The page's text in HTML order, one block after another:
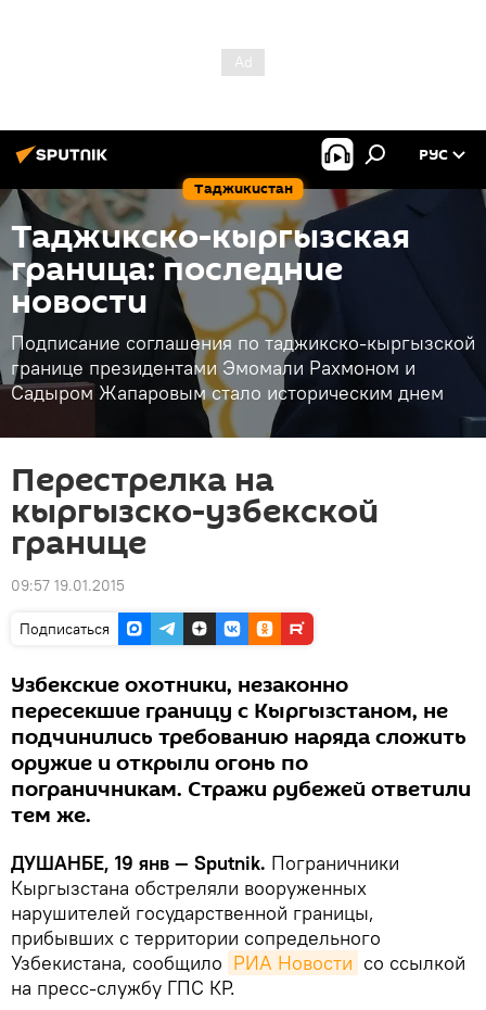
Таджикистан
РУС
Таджикско-кыргызская
граница: последние
новости
Подписание соглашения по таджикско-кыргызской
границе президентами Эмомали Рахмоном и
Садыром Жапаровым стало историческим днем
Перестрелка на
кыргызско-узбекской
границе
09:57 19.01.2015
Подписаться
Узбекские охотники, незаконно
пересекшие границу с Кыргызстаном, не
подчинились требованию наряда сложить
оружие и открыли огонь по
пограничникам. Стражи рубежей ответили
тем же.
ДУШАНБЕ, 19 янв — Sputnik. Пограничники
Кыргызстана обстреляли вооруженных
нарушителей государственной границы,
прибывших с территории сопредельного
Узбекистана, сообщило РИА Новости со ссылкой
на пресс-службу ГПС КР.